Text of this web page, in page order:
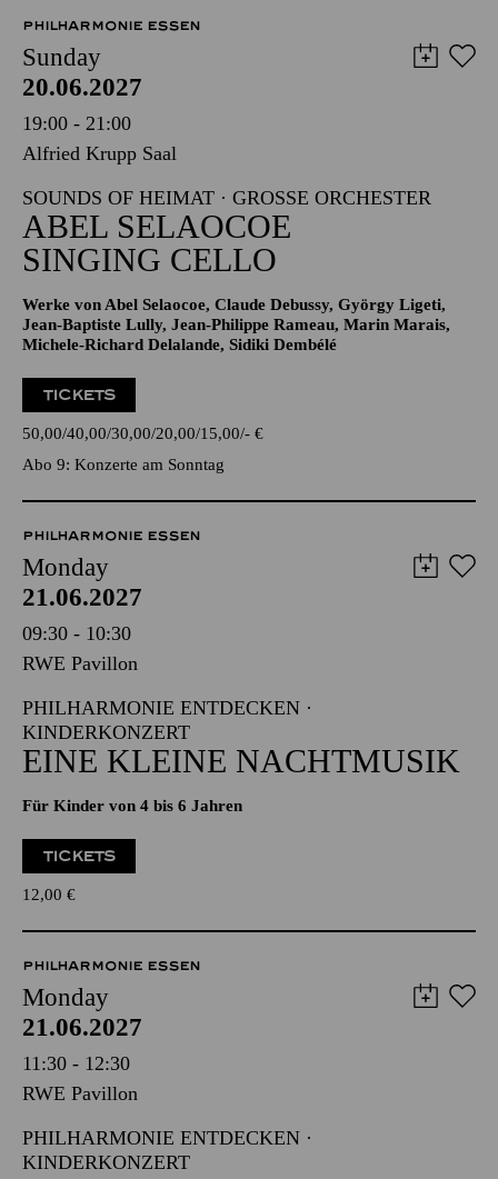
PHILHARMONIE ESSEN
Sunday
20.06.2027
19:00 - 21:00
Alfried Krupp Saal
SOUNDS OF HEIMAT · GROSSE ORCHESTER
ABEL SELAOCOE
SINGING CELLO
Werke von Abel Selaocoe, Claude Debussy, György Ligeti,
Jean-Baptiste Lully, Jean-Philippe Rameau, Marin Marais,
Michele-Richard Delalande, Sidiki Dembélé
TICKETS
50,00 40,00 30,00 20,00 15,00 - €
Abo 9: Konzerte am Sonntag
PHILHARMONIE ESSEN
Monday
21.06.2027
09:30 - 10:30
RWE Pavillon
PHILHARMONIE ENTDECKEN ·
KINDERKONZERT
EINE KLEINE NACHTMUSIK
Für Kinder von 4 bis 6 Jahren
TICKETS
12,00 €
PHILHARMONIE ESSEN
Monday
21.06.2027
11:30 - 12:30
RWE Pavillon
PHILHARMONIE ENTDECKEN ·
KINDERKONZERT